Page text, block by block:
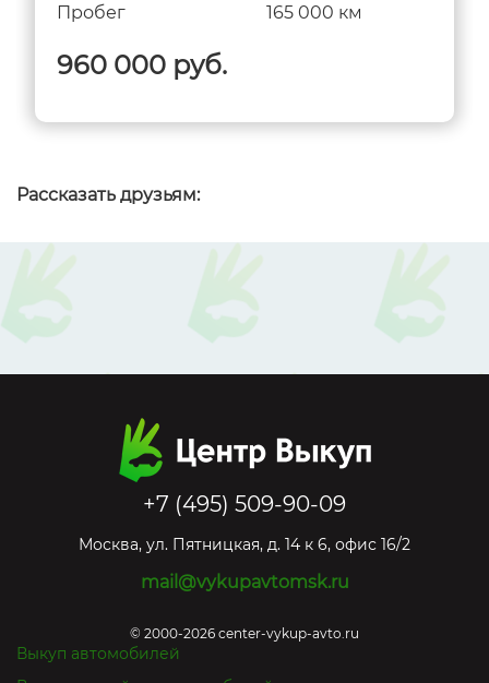
Пробег
165 000 км
960 000 руб.
Рассказать друзьям:
+7 (495) 509-90-09
Москва, ул. Пятницкая, д. 14 к 6, офис 16/2
mail@vykupavtomsk.ru
© 2000-2026 center-vykup-avto.ru
Выкуп автомобилей